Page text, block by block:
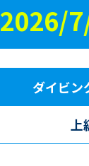
2026/
ダイビン
上